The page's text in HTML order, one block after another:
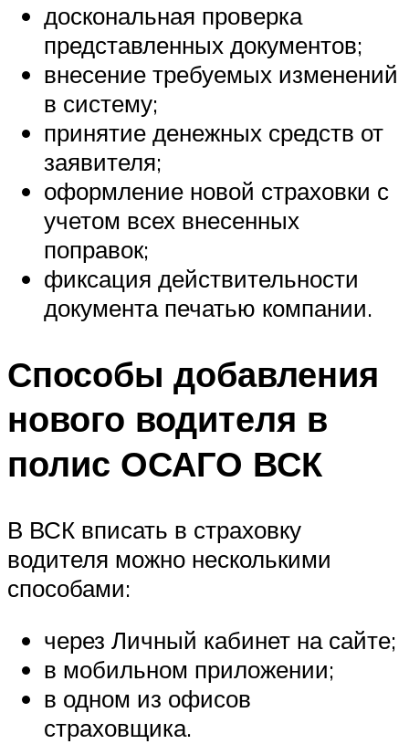
доскональная проверка
представленных документов;
внесение требуемых изменений
в систему;
принятие денежных средств от
заявителя;
оформление новой страховки с
учетом всех внесенных
поправок;
фиксация действительности
документа печатью компании.
Способы добавления
нового водителя в
полис ОСАГО ВСК
В ВСК вписать в страховку
водителя можно несколькими
способами:
через Личный кабинет на сайте;
в мобильном приложении;
в одном из офисов
страховщика.